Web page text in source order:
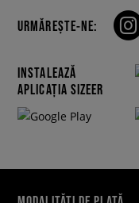
URMĂREȘTE-NE:
INSTALEAZĂ
APLICAȚIA SIZEER